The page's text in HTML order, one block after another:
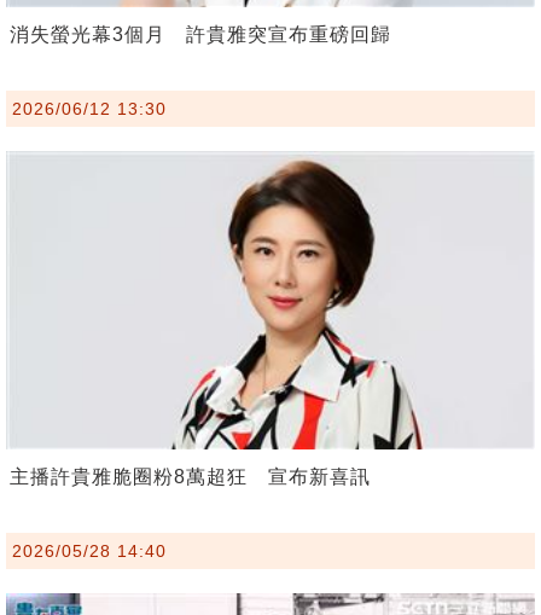
消失螢光幕3個月 許貴雅突宣布重磅回歸
2026/06/12 13:30
主播許貴雅脆圈粉8萬超狂 宣布新喜訊
2026/05/28 14:40